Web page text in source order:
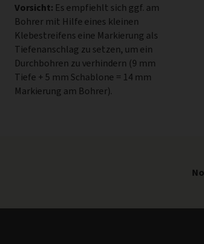
Vorsicht: Es empfiehlt sich ggf. am
Bohrer mit Hilfe eines kleinen
Klebestreifens eine Markierung als
Tiefenanschlag zu setzen, um ein
Durchbohren zu verhindern (9 mm
Tiefe + 5 mm Schablone = 14 mm
Markierung am Bohrer).